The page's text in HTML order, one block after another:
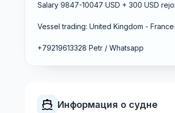
Salary 9847-10047 USD + 300 USD
Vessel trading: United Kingdom -
+79219613328 Petr / Whatsapp
Информация о судне